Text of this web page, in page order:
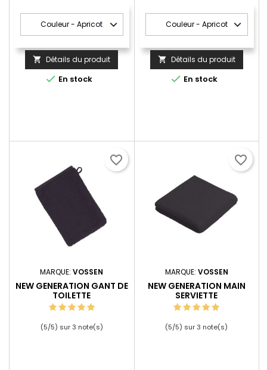
 Détails du produit
 En stock
 Détails du produit
 En stock
MARQUE:VOSSEN
NEW GENERATION GANT DE
TOILETTE
(5/5) sur3 note(s)
favorite_border
MARQUE: VOSSEN
NEW GENERATION MAIN
SERVIETTE
(5/5) sur3 note(s)
favorite_border